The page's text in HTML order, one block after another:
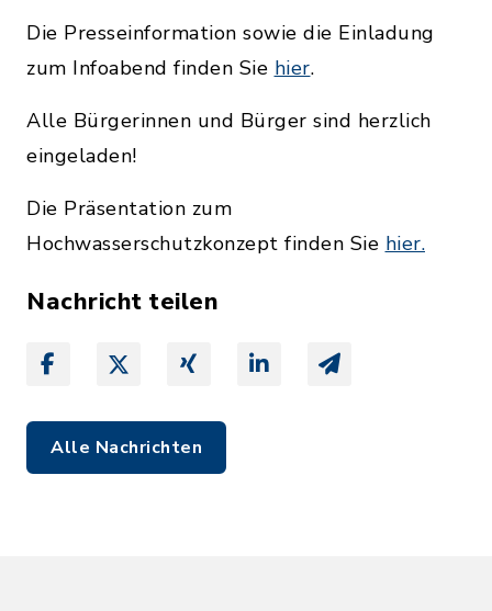
Die Presseinformation sowie die Einladung
zum Infoabend finden Sie hier.
Alle Bürgerinnen und Bürger sind herzlich
eingeladen!
Die Präsentation zum
Hochwasserschutzkonzept finden Sie hier.
Nachricht teilen
Alle Nachrichten